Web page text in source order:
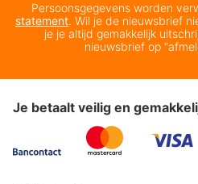
Persoonsgegevens worden
statement. Wil je de nieuwsbrief
je je altijd gemakkelijk
nieuwsbrief op
Je betaalt veilig en